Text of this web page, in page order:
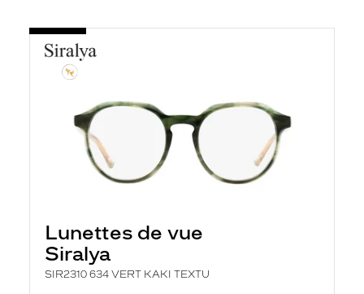
Lunettes de vue
Siralya
SIR2310 634 VERT KAKI TEXTU